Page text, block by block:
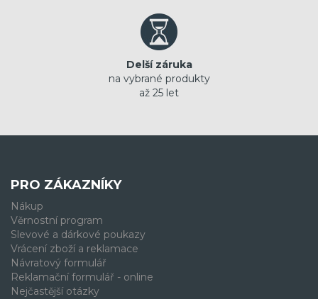
Delší záruka
na vybrané produkty
až 25 let
PRO ZÁKAZNÍKY
Nákup
Věrnostní program
Slevové a dárkové poukazy
Vrácení zboží a reklamace
Návratový formulář
Reklamační formulář - online
Nejčastější otázky